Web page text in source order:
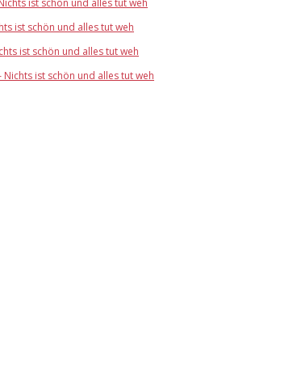
ist schön und alles tut weh
ist schön und alles tut weh
ist schön und alles tut weh
Nichts ist schön und alles tut weh